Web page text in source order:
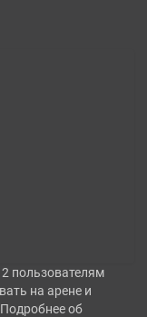
пользователям
на арене и
об